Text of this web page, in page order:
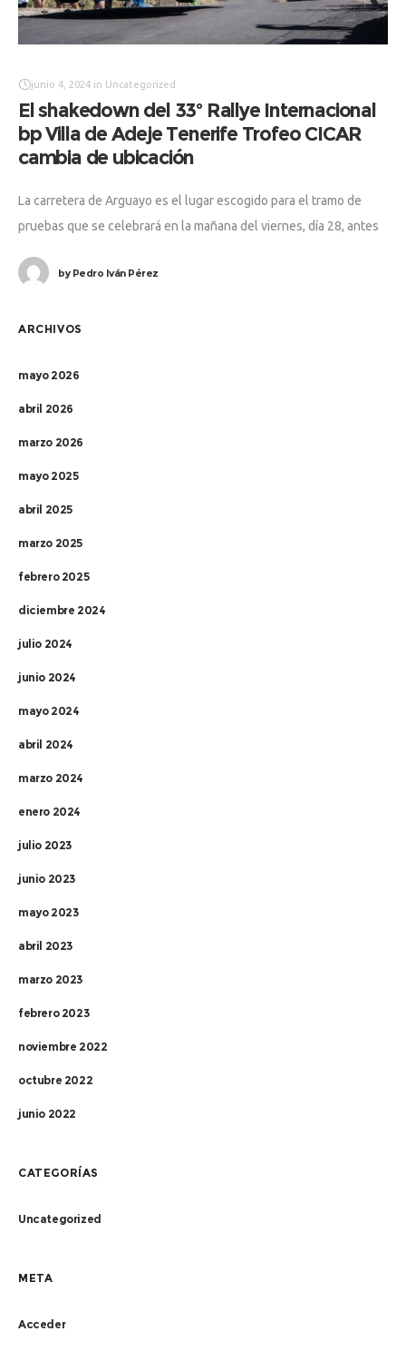
junio 4, 2024 in Uncategorized
El shakedown del 33º Rallye Internacional
bp Villa de Adeje Tenerife Trofeo CICAR
cambia de ubicación
La carretera de Arguayo es el lugar escogido para el tramo de
pruebas que se celebrará en la mañana del viernes, día 28, antes
byPedro Iván Pérez
ARCHIVOS
mayo 2026
abril 2026
marzo 2026
mayo 2025
abril 2025
marzo 2025
febrero 2025
diciembre 2024
julio 2024
junio 2024
mayo 2024
abril 2024
marzo 2024
enero 2024
julio 2023
junio 2023
mayo 2023
abril 2023
marzo 2023
febrero 2023
noviembre 2022
octubre 2022
junio 2022
CATEGORÍAS
Uncategorized
META
Acceder